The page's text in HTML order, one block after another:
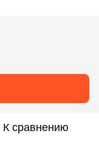
К сравнению